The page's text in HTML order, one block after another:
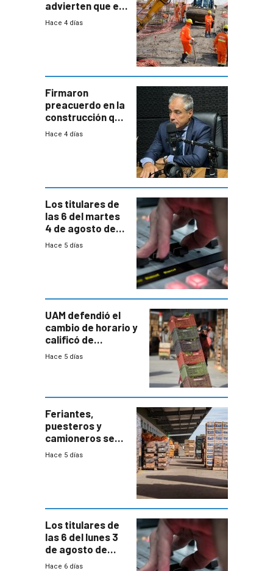
advierten que el
nuevo convenio
a revisar
proyectos
Hace 4 días
Firmaron
preacuerdo en la
construcción que
comprende
Hace 4 días
Los titulares de
las 6 del martes
4 de agosto de
2026
Hace 5 días
UAM defendió el
cambio de horario y
calificó de
“desproporcionado”
Hace 5 días
Feriantes,
puesteros y
camioneros se
movilizaron en
Hace 5 días
Los titulares de
las 6 del lunes 3
de agosto de
2026
Hace 6 días